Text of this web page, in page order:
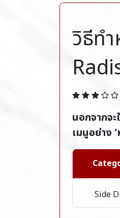
วิธีท
นอกจากจ
เมนูอย่าง
Side